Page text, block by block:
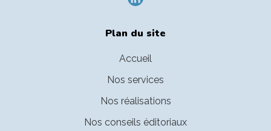
Plan du site
Accueil
Nos services
Nos réalisations
Nos conseils éditoriaux